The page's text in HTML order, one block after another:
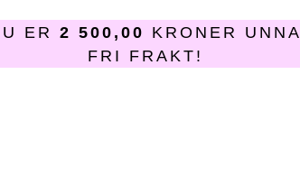
ER2 500,00 KRONER UNNA
FRI FRAKT!